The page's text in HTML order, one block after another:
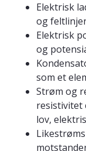
Elektrisk
og
Elektrisk
og
som et
Strøm og
resistivitet
lov,